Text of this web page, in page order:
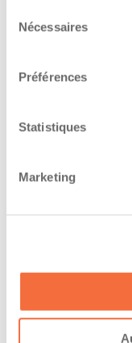
Nécessaires
Préférences
Statistiques
Marketing
Diplômes et
marchandises
Formations /
Fin de semaine